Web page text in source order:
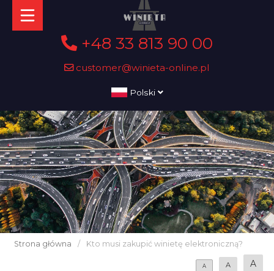
+48 33 813 90 00
customer@winieta-online.pl
Polski
Strona główna / Kto musi zakupić winietę elektroniczną?
A A A